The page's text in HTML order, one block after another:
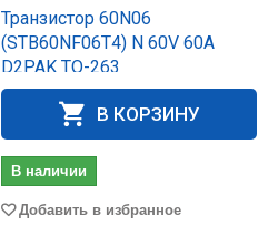
Транзистор 60N06
(STB60NF06T4) N 60V 60A
D2PAK TO-263
В КОРЗИНУ
В наличии
Добавить в избранное